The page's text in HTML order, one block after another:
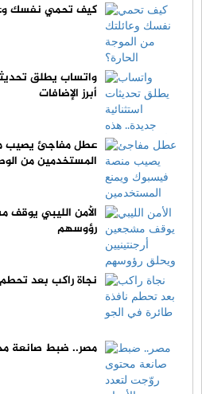
كيف تحمي نفسك
واتساب يطلق
أبرز الإضافات
عطل مفاجئ يصيب
المستخدمين من
الأمن الليبي يوقف
رؤوسهم
نجاة راكب بعد
مصر.. ضبط صانعة